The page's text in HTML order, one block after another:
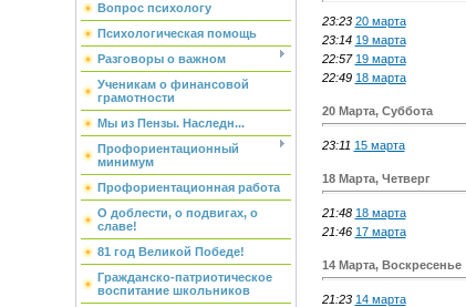
Вопрос психологу
Психологическая помощь
Разговоры о важном
Ученикам о финансовой
грамотности
Мы из Пензы. Наследн...
Профориентационный
минимум
Профориентационная работа
О доблести, о подвигах, о
славе!
81 год Великой Победе!
Гражданско-патриотическое
воспитание школьников
23:23 20 марта
23:14 19 марта
22:57 19 марта
22:49 18 марта
20 Марта, Суббота
23:11 15 марта
18 Марта, Четверг
21:48 18 марта
21:46 17 марта
14 Марта, Воскресенье
21:23 14 марта